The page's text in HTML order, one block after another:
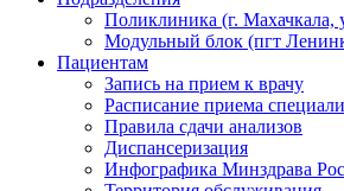
Поликлиника (г. Махачкала,
Модульный блок (пгт
Пациентам
Запись на прием к врачу
Расписание приема
Правила сдачи анализов
Диспансеризация
Инфографика Минздрава